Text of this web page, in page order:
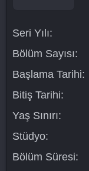
Seri Yılı:
Bölüm Sayısı:
Başlama Tarihi:
Bitiş Tarihi:
Yaş Sınırı:
Stüdyo:
Bölüm Süresi: